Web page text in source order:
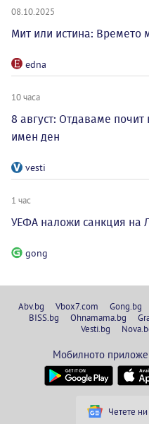
08.10.2025
Мит или истина: Времето
edna
10 часа
8 август: Отдаваме
имен ден
vesti
1 час
УЕФА наложи санкция на
gong
Abv.bg Vbox7.com Gong.bg
BISS.bg
Ohnamama.bg
Vesti.bg
Мобилното
Четете